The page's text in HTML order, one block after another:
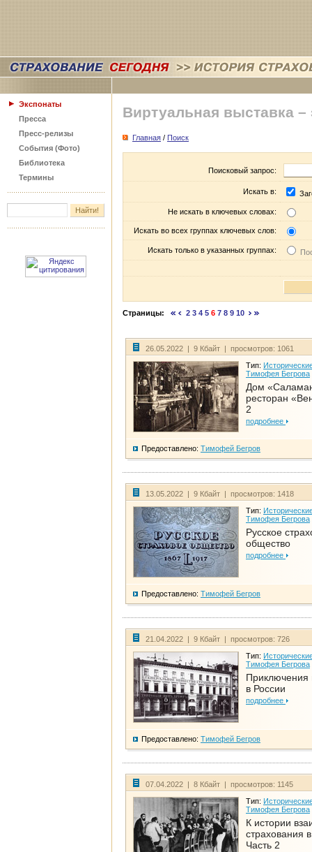
Экспонаты
Пресса
Пресс-релизы
События (Фото)
Библиотека
Термины
Виртуальная выставка –
Главная / Поиск
Поисковый запрос:
Искать в:
Не искать в ключевых словах:
Искать во всех группах ключевых слов:
Искать только в указанных группах:
Страницы: 2 3 4 5 6 7 8 9 10
26.05.2022 | 9 Кбайт | просмотров: 1061
Тип:
Тимофея Бегрова
Дом
ресторан
2
подробнее
Предоставлено: Тимофей Бегров
13.05.2022 | 9 Кбайт | просмотров: 1418
Тип:
Тимофея Бегрова
Русское
общество
подробнее
Предоставлено: Тимофей Бегров
21.04.2022 | 9 Кбайт | просмотров: 726
Тип:
Тимофея Бегрова
Приключения
в России
подробнее
Предоставлено: Тимофей Бегров
07.04.2022 | 8 Кбайт | просмотров: 1145
Тип:
Тимофея Бегрова
К истории
страхования
Часть 2